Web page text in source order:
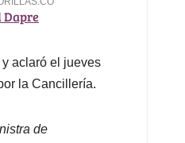
Dapre
aclaró el jueves
la Cancillería.
de